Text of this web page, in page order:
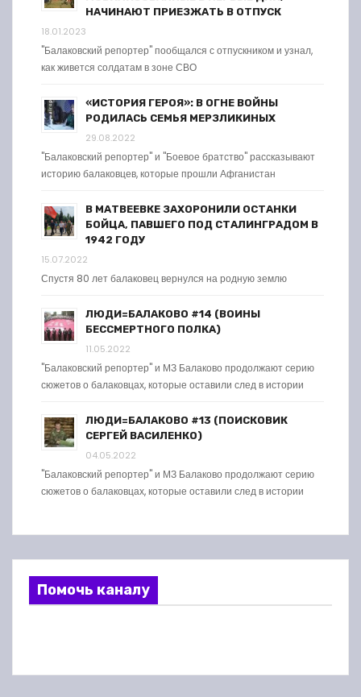
НАЧИНАЮТ ПРИЕЗЖАТЬ В ОТПУСК
18.01.2023
"Балаковский репортер" пообщался с отпускником и узнал,
как живется солдатам в зоне СВО
«ИСТОРИЯ ГЕРОЯ»: В ОГНЕ ВОЙНЫ
РОДИЛАСЬ СЕМЬЯ МЕРЗЛИКИНЫХ
29.08.2022
"Балаковский репортер" и "Боевое братство" рассказывают
историю балаковцев, которые прошли Афганистан
В МАТВЕЕВКЕ ЗАХОРОНИЛИ ОСТАНКИ
БОЙЦА, ПАВШЕГО ПОД СТАЛИНГРАДОМ В
1942 ГОДУ
15.07.2022
Спустя 80 лет балаковец вернулся на родную землю
ЛЮДИ=БАЛАКОВО #14 (ВОИНЫ
БЕССМЕРТНОГО ПОЛКА)
11.05.2022
"Балаковский репортер" и МЗ Балаково продолжают серию
сюжетов о балаковцах, которые оставили след в истории
ЛЮДИ=БАЛАКОВО #13 (ПОИСКОВИК
СЕРГЕЙ ВАСИЛЕНКО)
04.05.2022
"Балаковский репортер" и МЗ Балаково продолжают серию
сюжетов о балаковцах, которые оставили след в истории
Помочь каналу